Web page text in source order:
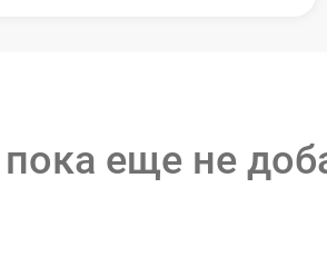
еще не